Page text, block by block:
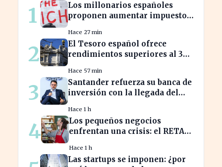
1
Los millonarios españoles
proponen aumentar impuestos
económica
Hace 27 min
2
El Tesoro español ofrece
rendimientos superiores al 3%
Hace 57 min
3
Santander refuerza su banca de
inversión con la llegada del
Hace 1 h
4
Los pequeños negocios
enfrentan una crisis: el RETA
Hace 1 h
Las startups se imponen: ¿por